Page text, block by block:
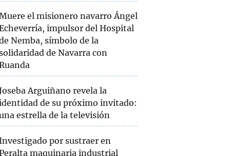
el misionero navarro Ángel
impulsor del Hospital
Nemba, símbolo de la
de Navarra con
Arguiñano revela la
de su próximo invitado:
estrella de la televisión
por sustraer en
maquinaria industrial